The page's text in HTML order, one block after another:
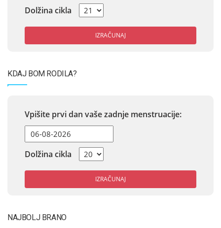
Dolžina cikla
IZRAČUNAJ
KDAJ BOM RODILA?
Vpišite prvi dan vaše zadnje menstruacije:
Dolžina cikla
IZRAČUNAJ
NAJBOLJ BRANO